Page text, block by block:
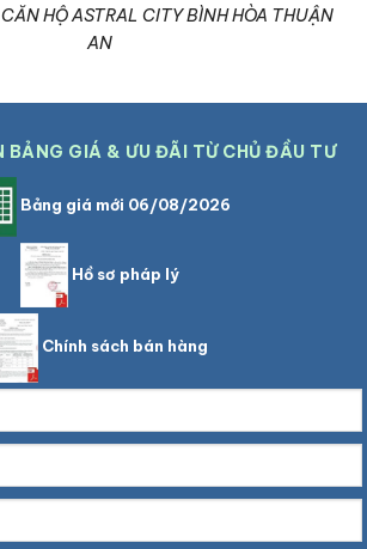
HỘ ASTRAL CITY BÌNH HÒA THUẬN
AN
BẢNG GIÁ & ƯU ĐÃI TỪ CHỦ ĐẦU TƯ
Bảng giá mới 06/08/2026
Hồ sơ pháp lý
Chính sách bán hàng